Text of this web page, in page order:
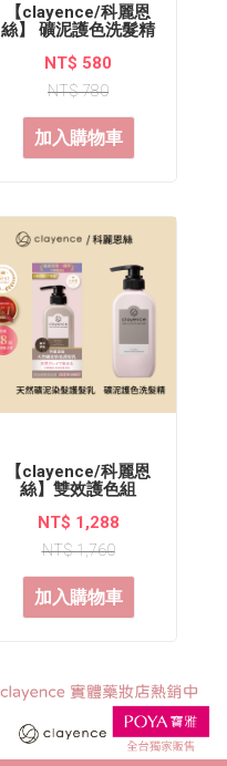
【clayence/科麗恩
絲】 礦泥護色洗髮精
NT$ 580
NT$ 780
加入購物車
【clayence/科麗恩
絲】雙效護色組
NT$ 1,288
NT$ 1,760
加入購物車